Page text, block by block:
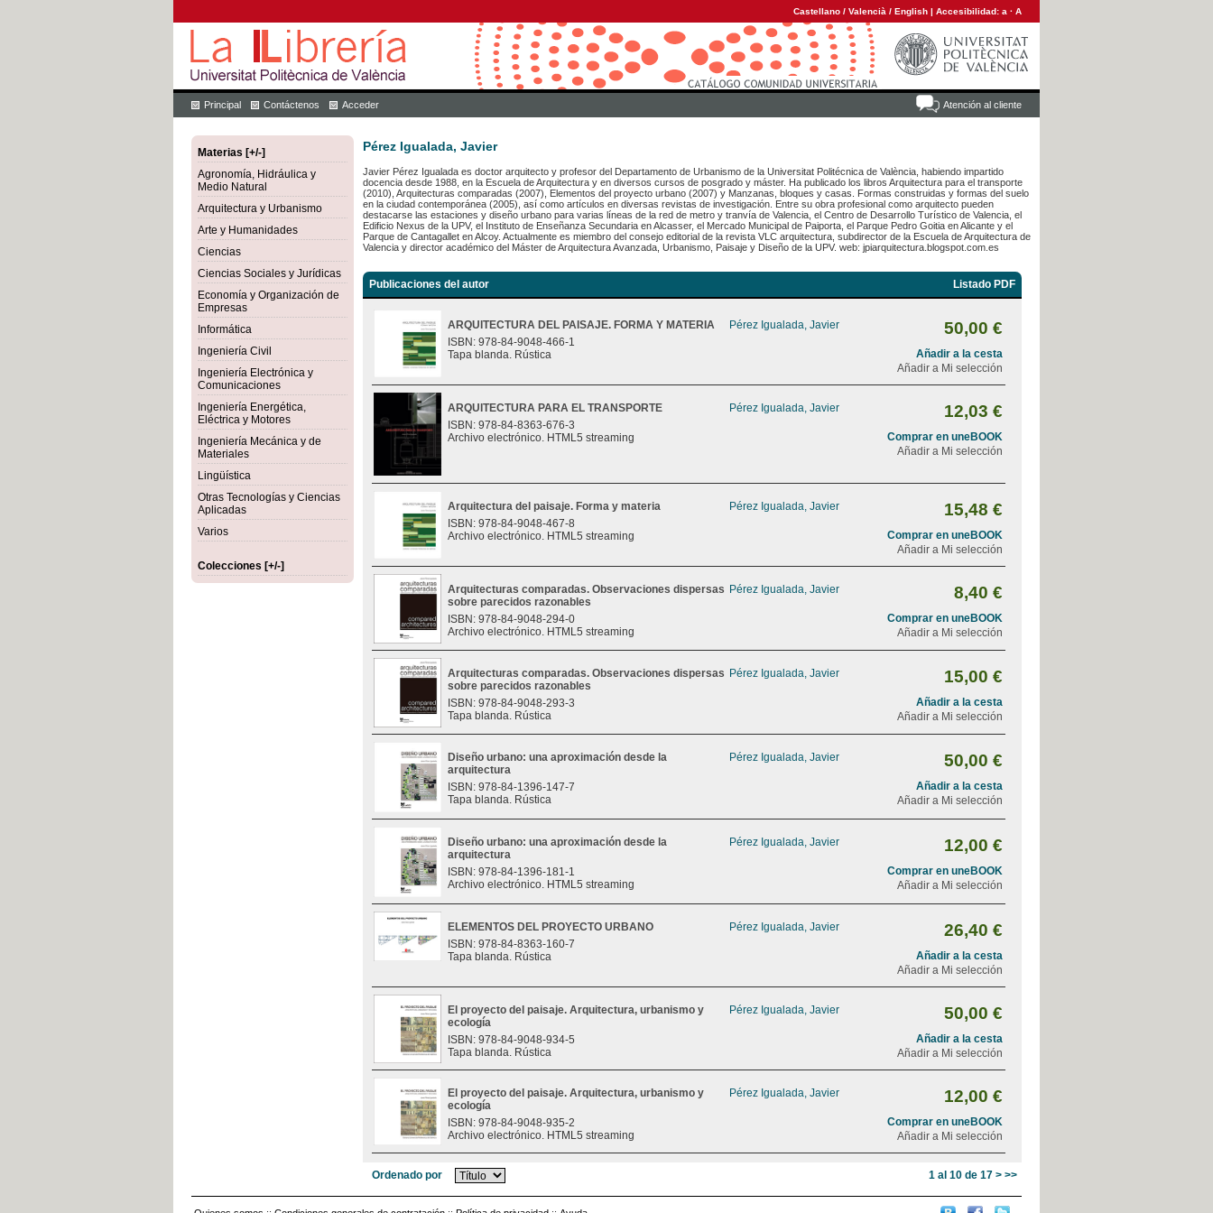
Castellano / Valencià / English | Accesibilidad: a · A
Atención al cliente
Principal Contáctenos Acceder
Materias [+/-]
Agronomía, Hidráulica y
Medio Natural
Arquitectura y Urbanismo
Arte y Humanidades
Ciencias
Ciencias Sociales y Jurídicas
Economía y Organización de
Empresas
Informática
Ingeniería Civil
Ingeniería Electrónica y
Comunicaciones
Ingeniería Energética,
Eléctrica y Motores
Ingeniería Mecánica y de
Materiales
Lingüística
Otras Tecnologías y Ciencias
Aplicadas
Varios
Colecciones [+/-]
Pérez Igualada, Javier
Javier Pérez Igualada es doctor arquitecto y profesor del Departamento de Urbanismo de la Universitat Politécnica de València, habiendo impartido
docencia desde 1988, en la Escuela de Arquitectura y en diversos cursos de posgrado y máster. Ha publicado los libros Arquitectura para el transporte
(2010), Arquitecturas comparadas (2007), Elementos del proyecto urbano (2007) y Manzanas, bloques y casas. Formas construidas y formas del suelo
en la ciudad contemporánea (2005), así como artículos en diversas revistas de investigación. Entre su obra profesional como arquitecto pueden
destacarse las estaciones y diseño urbano para varias líneas de la red de metro y tranvía de Valencia, el Centro de Desarrollo Turístico de Valencia, el
Edificio Nexus de la UPV, el Instituto de Enseñanza Secundaria en Alcasser, el Mercado Municipal de Paiporta, el Parque Pedro Goitia en Alicante y el
Parque de Cantagallet en Alcoy. Actualmente es miembro del consejo editorial de la revista VLC arquitectura, subdirector de la Escuela de Arquitectura de
Valencia y director académico del Máster de Arquitectura Avanzada, Urbanismo, Paisaje y Diseño de la UPV. web: jpiarquitectura.blogspot.com.es
Publicaciones del autor Listado PDF
ARQUITECTURA DEL PAISAJE. FORMA Y MATERIA
ISBN: 978-84-9048-466-1
Tapa blanda. Rústica
Pérez Igualada, Javier 50,00 €
Añadir a la cesta
Añadir a Mi selección
ARQUITECTURA PARA EL TRANSPORTE
ISBN: 978-84-8363-676-3
Archivo electrónico. HTML5 streaming
Pérez Igualada, Javier 12,03 €
Comprar en uneBOOK
Añadir a Mi selección
Arquitectura del paisaje. Forma y materia
ISBN: 978-84-9048-467-8
Archivo electrónico. HTML5 streaming
Pérez Igualada, Javier 15,48 €
Comprar en uneBOOK
Añadir a Mi selección
Arquitecturas comparadas. Observaciones dispersas
sobre parecidos razonables
ISBN: 978-84-9048-294-0
Archivo electrónico. HTML5 streaming
Pérez Igualada, Javier 8,40 €
Comprar en uneBOOK
Añadir a Mi selección
Arquitecturas comparadas. Observaciones dispersas
sobre parecidos razonables
ISBN: 978-84-9048-293-3
Tapa blanda. Rústica
Pérez Igualada, Javier 15,00 €
Añadir a la cesta
Añadir a Mi selección
Diseño urbano: una aproximación desde la
arquitectura
ISBN: 978-84-1396-147-7
Tapa blanda. Rústica
Pérez Igualada, Javier 50,00 €
Añadir a la cesta
Añadir a Mi selección
Diseño urbano: una aproximación desde la
arquitectura
ISBN: 978-84-1396-181-1
Archivo electrónico. HTML5 streaming
Pérez Igualada, Javier 12,00 €
Comprar en uneBOOK
Añadir a Mi selección
ELEMENTOS DEL PROYECTO URBANO
ISBN: 978-84-8363-160-7
Tapa blanda. Rústica
Pérez Igualada, Javier 26,40 €
Añadir a la cesta
Añadir a Mi selección
El proyecto del paisaje. Arquitectura, urbanismo y
ecología
ISBN: 978-84-9048-934-5
Tapa blanda. Rústica
Pérez Igualada, Javier 50,00 €
Añadir a la cesta
Añadir a Mi selección
El proyecto del paisaje. Arquitectura, urbanismo y
ecología
ISBN: 978-84-9048-935-2
Archivo electrónico. HTML5 streaming
Pérez Igualada, Javier 12,00 €
Comprar en uneBOOK
Añadir a Mi selección
Ordenado por 1 al 10 de 17 > >>